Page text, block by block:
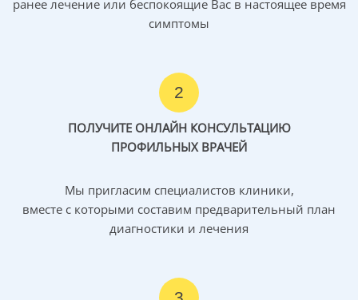
ранее лечение или беспокоящие Вас в настоящее время
симптомы
2
ПОЛУЧИТЕ ОНЛАЙН КОНСУЛЬТАЦИЮ
ПРОФИЛЬНЫХ ВРАЧЕЙ
Мы пригласим специалистов клиники,
вместе с которыми составим предварительный план
диагностики и лечения